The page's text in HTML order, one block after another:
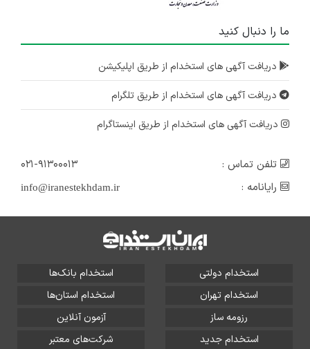
ما را دنبال کنید
دریافت آگهی های استخدام از طریق اپلیکیشن
دریافت آگهی های استخدام از طریق تلگرام
دریافت آگهی های استخدام از طریق اینستاگرام
تلفن تماس :
۰۲۱-۹۱۳۰۰۰۱۳
رایانامه :
info@iranestekhdam.ir
استخدام دولتی
استخدام بانک‌ها
استخدام تهران
استخدام استان‌ها
رزومه ساز
آزمون آنلاین
استخدام جدید
شرکت‌های معتبر